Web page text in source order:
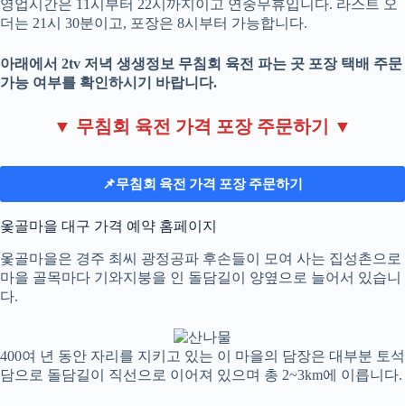
영업시간은 11시부터 22시까지이고 연중무휴입니다. 라스트 오
더는 21시 30분이고, 포장은 8시부터 가능합니다.
아래에서 2tv 저녁 생생정보 무침회 육전 파는 곳 포장 택배 주문
가능 여부를 확인하시기 바랍니다.
▼ 무침회 육전 가격 포장 주문하기 ▼
📌무침회 육전 가격 포장 주문하기
옻골마을 대구 가격 예약 홈페이지
옻골마을은 경주 최씨 광정공파 후손들이 모여 사는 집성촌으로
마을 골목마다 기와지붕을 인 돌담길이 양옆으로 늘어서 있습니
다.
400여 년 동안 자리를 지키고 있는 이 마을의 담장은 대부분 토석
담으로 돌담길이 직선으로 이어져 있으며 총 2~3km에 이릅니다.